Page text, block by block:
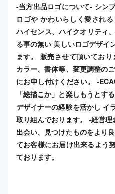
-当方出品ロゴについて- シン
ロゴや かわいらしく愛され
ハイセンス、ハイクオリティ
る事の無い 美しいロゴデザイ
ます。 販売させて頂いており
カラー、書体等、変更調整の
にお申し付けください。 -
「絵描こか」と楽しもうとす
デザイナーの経験を活かし イ
取り組んでおります。 -経営
出会い、見つけたものをより
てお客様にお届け出来るよう
ております。